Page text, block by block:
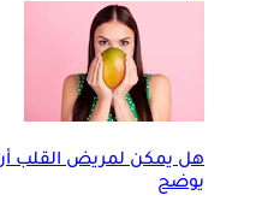
هل يمكن لمريض القلب
يوضح